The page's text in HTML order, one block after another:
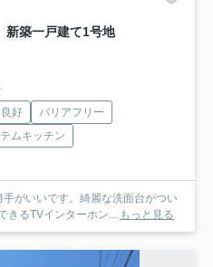
築一戸建て1号地
好
バリアフリー
ムキッチン
がいいです。綺麗な洗面台がつい
きるTVインターホン... もっと見る